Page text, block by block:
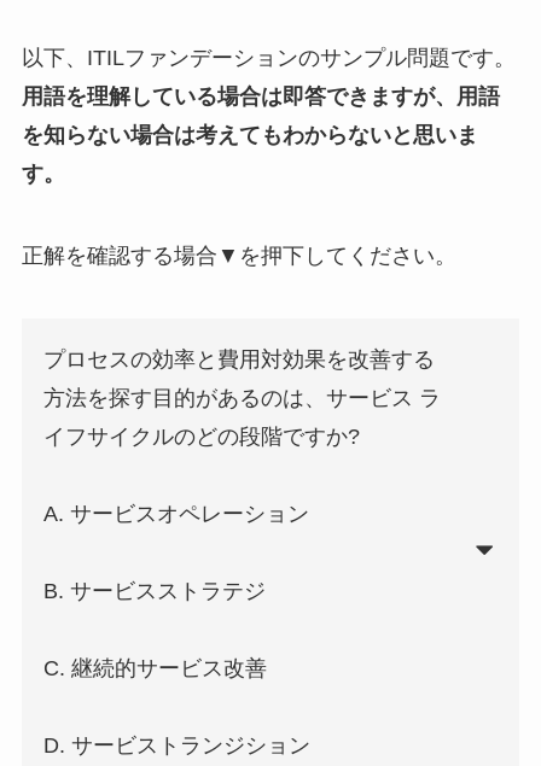
以下、ITILファンデーションのサンプル問題です。
用語を理解している場合は即答できますが、用語
を知らない場合は考えてもわからないと思いま
す。
正解を確認する場合▼を押下してください。
プロセスの効率と費用対効果を改善する
方法を探す目的があるのは、サービス ラ
イフサイクルのどの段階ですか?
A. サービスオペレーション
B. サービスストラテジ
C. 継続的サービス改善
D. サービストランジション